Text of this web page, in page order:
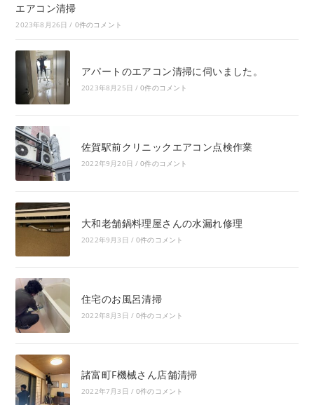
エアコン清掃
2023年8月26日 / 0件のコメント
アパートのエアコン清掃に伺いました。
2023年8月25日 / 0件のコメント
佐賀駅前クリニックエアコン点検作業
2022年9月20日 / 0件のコメント
大和老舗鍋料理屋さんの水漏れ修理
2022年9月3日 / 0件のコメント
住宅のお風呂清掃
2022年8月3日 / 0件のコメント
諸富町F機械さん店舗清掃
2022年7月3日 / 0件のコメント